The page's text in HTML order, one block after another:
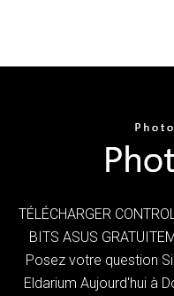
TÉLÉCHARGER
BITS ASUS
Posez votre question
Eldarium Aujourd'hui à